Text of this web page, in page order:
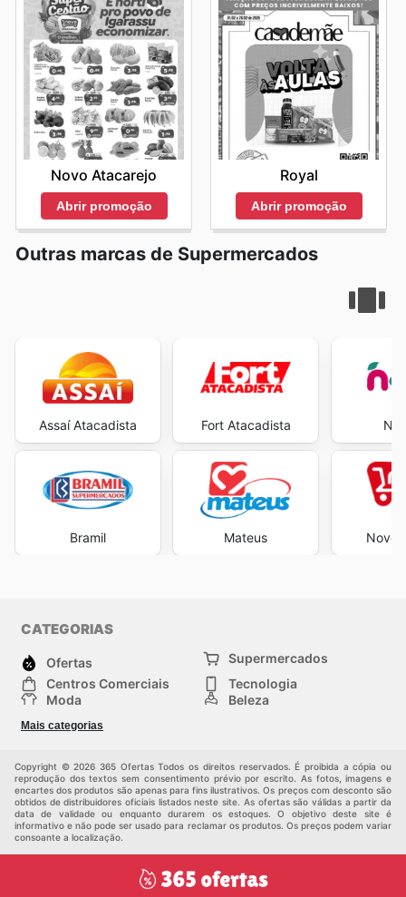
Novo Atacarejo
Abrir promoção
Royal
Abrir promoção
Outras marcas de Supermercados
Assaí Atacadista
Bramil
Fort Atacadista
Mateus Novo
CATEGORIAS
Ofertas
Supermercados
Centros Comerciais
Tecnologia
Moda
Beleza
Construção e jardinagem
Mais categorias
Copyright © 2026 365 Ofertas Todos os direitos reservados. É proibida a cópia ou
reprodução dos textos sem consentimento prévio por escrito. As fotos, imagens e
encartes dos produtos são apenas para fins ilustrativos. Os preços com desconto são
obtidos de distribuidores oficiais listados neste site. As ofertas são válidas a partir da
data de validade ou enquanto durarem os estoques. O objetivo deste site é
informativo e não pode ser usado para reclamar os produtos. Os preços podem variar
consoante a localização.